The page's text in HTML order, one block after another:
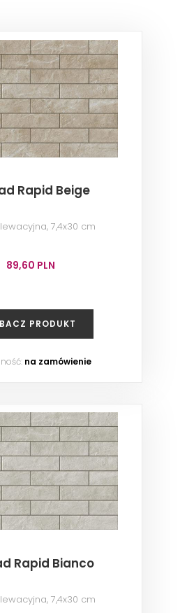
Rapid Beige
7,4x30 cm
89,60 PLN
PRODUKT
na zamówienie
Rapid Bianco
7,4x30 cm